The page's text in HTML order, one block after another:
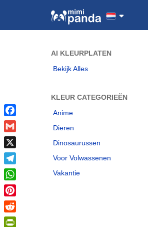
AI KLEURPLATEN
Bekijk Alles
KLEUR CATEGORIEËN
Anime
Dieren
Dinosaurussen
Voor Volwassenen
Vakantie
Facebook
Gmail
X
Telegram
WhatsApp
Pinterest
Reddit